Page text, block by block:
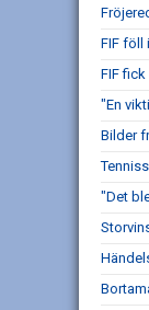
FIF föll
FIF
"En
Bilder
"Det